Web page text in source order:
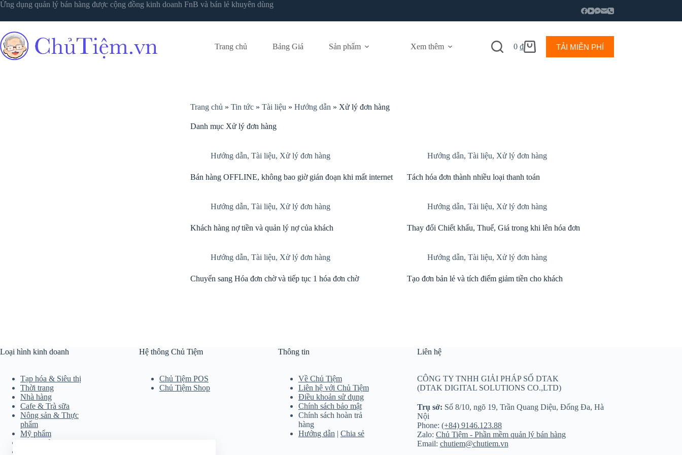
Ứng dụng quản lý bán hàng được cộng đồng kinh doanh FnB và bán lẻ khuyên dùng
Trang chủ Bảng Giá Sản phẩm Xem thêm 0 ₫ TẢI MIỄN PHÍ
Trang chủ » Tin tức» Tài liệu » Hướng dẫn » Xử lý đơn hàng
Danh mụcXử lý đơn hàng
Hướng dẫn, Tài liệu, Xử lý đơn hàng
Bán hàng OFFLINE, không bao giờ gián đoạn khi mất internet
Hướng dẫn,Tài liệu, Xử lý đơn hàng
Tách hóa đơn thành nhiều loại thanh toán
Hướng dẫn, Tài liệu, Xử lý đơn hàng
Khách hàng nợ tiền và quản lý nợ của khách
Hướng dẫn,Tài liệu, Xử lý đơn hàng
Thay đổi Chiết khấu, Thuế, Giá trong khi lên hóa đơn
Hướng dẫn, Tài liệu, Xử lý đơn hàng
Chuyển sang Hóa đơn chờ và tiếp tục 1 hóa đơn chờ
Hướng dẫn,Tài liệu, Xử lý đơn hàng
Tạo đơn bản lẻ và tích điểm giảm tiền cho khách
Loại hình kinh doanh
Tạp hóa & Siêu thị
Thời trang
Nhà hàng
Cafe & Trà sữa
Nông sản & Thực
phẩm
Mỹ phẩm
Mẹ & Bé
Hệ thông Chủ Tiệm
Chủ Tiệm POS
Chủ Tiệm Shop
Thông tin
Về Chủ Tiệm
Liên hệ với Chủ Tiệm
Điều khoản sử dụng
Chính sách bảo mật
Chính sách hoàn trả
hàng
Hướng dẫn | Chia sẻ
Liên hệ
CÔNG TY TNHH GIẢI PHÁP SỐ DTAK
(DTAK DIGITAL SOLUTIONS CO.,LTD)
Trụ sở: Số 8/10, ngõ 19, Trần Quang Diệu, Đống Đa, Hà
Nội
Phone: (+84) 9146.123.88
Zalo: Chủ Tiệm - Phần mềm quản lý bán hàng
Email: chutiem@chutiem.vn